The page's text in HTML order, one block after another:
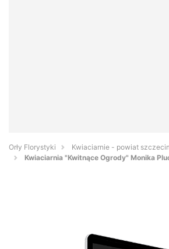
Orły Florystyki
Kwiaciarnie - powiat
Kwiaciarnia "Kwitnące Ogrody" Monika